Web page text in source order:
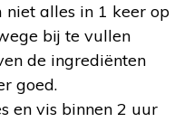
niet alles in 1 keer op
bij te vullen
de ingrediënten
goed.
en vis binnen 2 uur